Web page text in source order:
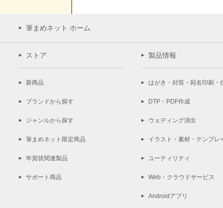
筆まめネット ホーム
ストア
新商品
ブランドから探す
ジャンルから探す
筆まめネット限定商品
年賀状関連製品
サポート商品
製品情報
はがき・封筒・宛名印刷・
DTP・PDF作成
ウェディング演出
イラスト・素材・テンプレ
ユーティリティ
Web・クラウドサービス
Androidアプリ